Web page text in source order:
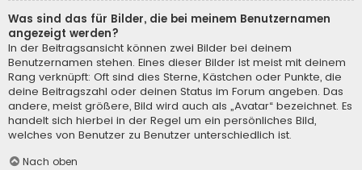
Was sind das für Bilder, die bei meinem Benutzernamen
angezeigt werden?
In der Beitragsansicht können zwei Bilder bei deinem
Benutzernamen stehen. Eines dieser Bilder ist meist mit deinem
Rang verknüpft: Oft sind dies Sterne, Kästchen oder Punkte, die
deine Beitragszahl oder deinen Status im Forum angeben. Das
andere, meist größere, Bild wird auch als „Avatar“ bezeichnet. Es
handelt sich hierbei in der Regel um ein persönliches Bild,
welches von Benutzer zu Benutzer unterschiedlich ist.
Nach oben